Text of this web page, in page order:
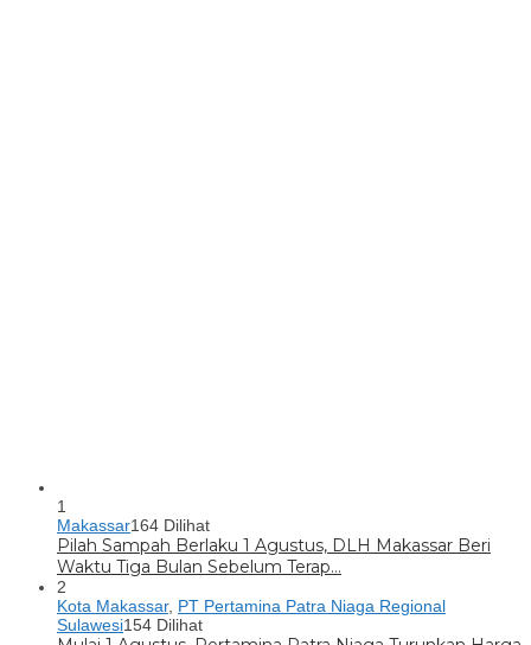
1
Makassar164 Dilihat
Pilah Sampah Berlaku 1 Agustus, DLH Makassar Beri
Waktu Tiga Bulan Sebelum Terap…
2
Kota Makassar, PT Pertamina Patra Niaga Regional
Sulawesi154 Dilihat